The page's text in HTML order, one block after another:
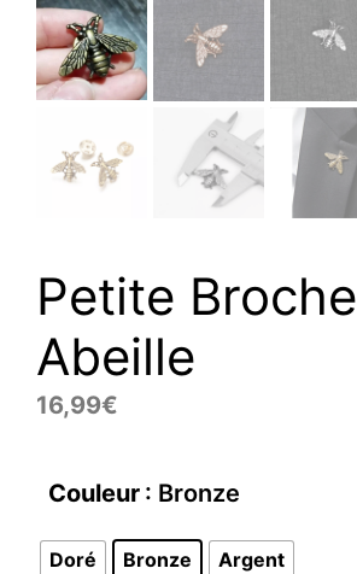
Petite Broche
Abeille
16,99€
Couleur : Bronze
Doré Bronze
Argent